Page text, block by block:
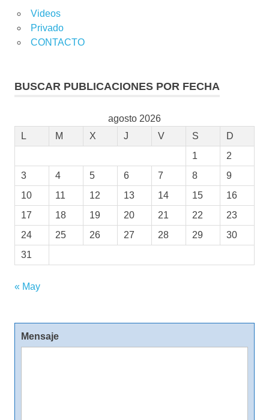
Videos
Privado
CONTACTO
BUSCAR PUBLICACIONES POR FECHA
agosto 2026
L
M X J V S
D
1
2
3
4 5 6 7 8
9
10
11 12 13 14 15
16
17
18 19 20 21 22
23
24
25 26 27 28 29
30
31
« May
Mensaje